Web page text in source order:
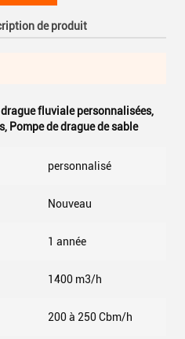
de produit
drague fluviale personnalisées,
, Pompe de drague de sable
personnalisé
Nouveau
1 année
1400 m3/h
200 à 250 Cbm/h